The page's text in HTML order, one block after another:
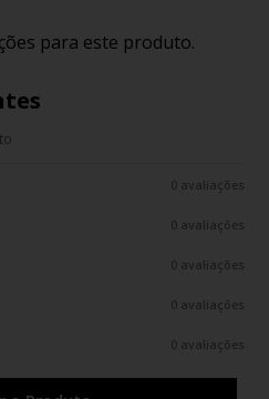
para este produto.
0 avaliações
0 avaliações
0 avaliações
0 avaliações
0 avaliações